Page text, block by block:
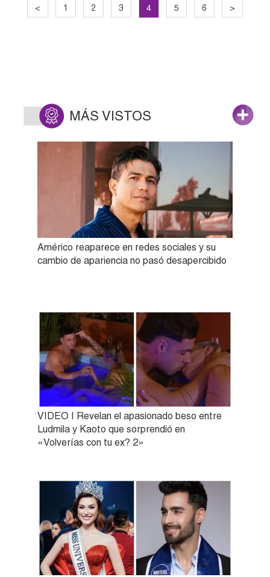
< 1 2 3 4 5 6 >
MÁS VISTOS
Américo reaparece en redes sociales y su
cambio de apariencia no pasó desapercibido
VIDEO | Revelan el apasionado beso entre
Ludmila y Kaoto que sorprendió en
«Volverías con tu ex? 2»